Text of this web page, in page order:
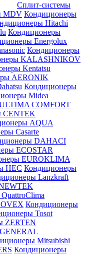
Сплит-системы
MDV Кондиционеры
Hitachi
Кондиционеры
Energolux
Кондиционеры
KALASHNIKOV
Kentatsu
AERONIK
Кондиционеры
Midea
COMFORT
CENTEK
AQUA
Casarte
DAHACI
ECOSTAR
EUROKLIMA
HEC Кондиционеры
Lanzkraft
Кондиционеры
Tosot
ZERTEN
Mitsubishi
Кондиционеры